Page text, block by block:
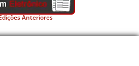
Anteriores